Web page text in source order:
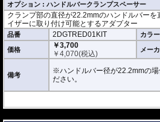
オプション : ハンドルバークランプスペーサー
クランプ部の直径が22.2mmのハンドルバー
イザーに取り付け可能とするアダプター
品番 2DGTRED01KIT カラー
価格
￥3,700
￥4,070(税込) メー
備考
※ハンドルバー径が22.2mmの場
ださい。